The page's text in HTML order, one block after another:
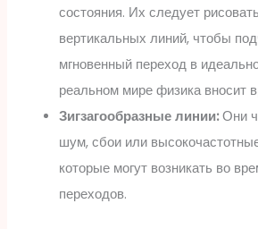
состояния. Их следует
вертикальных линий, чтобы
мгновенный переход в
реальном мире физика вносит
Зигзагообразные линии:Они
шум, сбои или
которые могут возникать во
переходов.